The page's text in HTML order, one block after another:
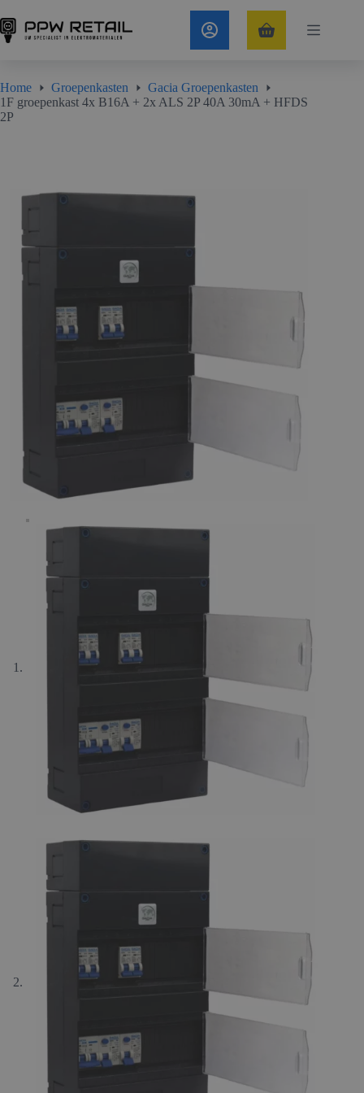
naar
de
€263,54 Incl. btw
In WinkelmandWinkelwagen
Home Groepenkasten
Gacia Groepenkasten
1F groepenkast 4x B16A + 2x ALS 2P 40A 30mA + HFDS
2P